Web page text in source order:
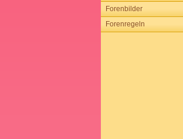
Forenbilder
Forenregeln